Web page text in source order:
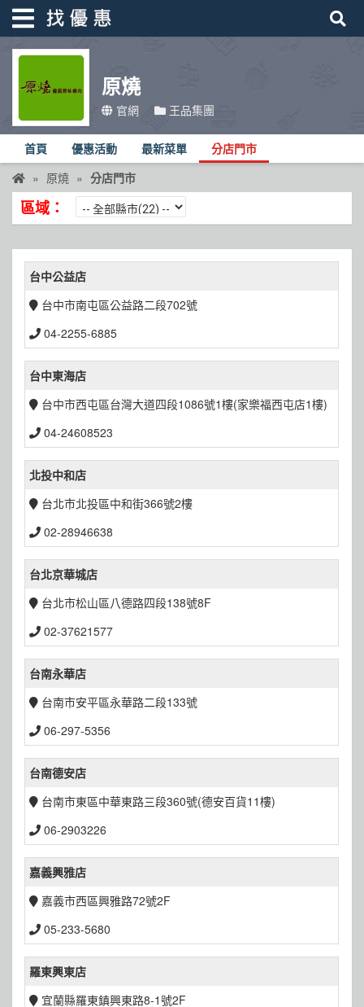
原燒
官網 王品集團
首頁 優惠活動 最新菜單 分店門市
原燒 分店門市
區域：
台中公益店
台中市南屯區公益路二段702號
04-2255-6885
台中東海店
台中市西屯區台灣大道四段1086號1樓(家樂福西屯店1樓)
04-24608523
北投中和店
台北市北投區中和街366號2樓
02-28946638
台北京華城店
台北市松山區八德路四段138號8F
02-37621577
台南永華店
台南市安平區永華路二段133號
06-297-5356
台南德安店
台南市東區中華東路三段360號(德安百貨11樓)
06-2903226
嘉義興雅店
嘉義市西區興雅路72號2F
05-233-5680
羅東興東店
宜蘭縣羅東鎮興東路8-1號2F
找優惠
首頁
優惠活動
折價卷
線上DM
找菜單
品牌總覽